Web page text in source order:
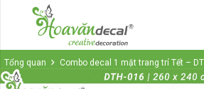
Tổng quan Combo decal 1 mặt trang trí Tết –